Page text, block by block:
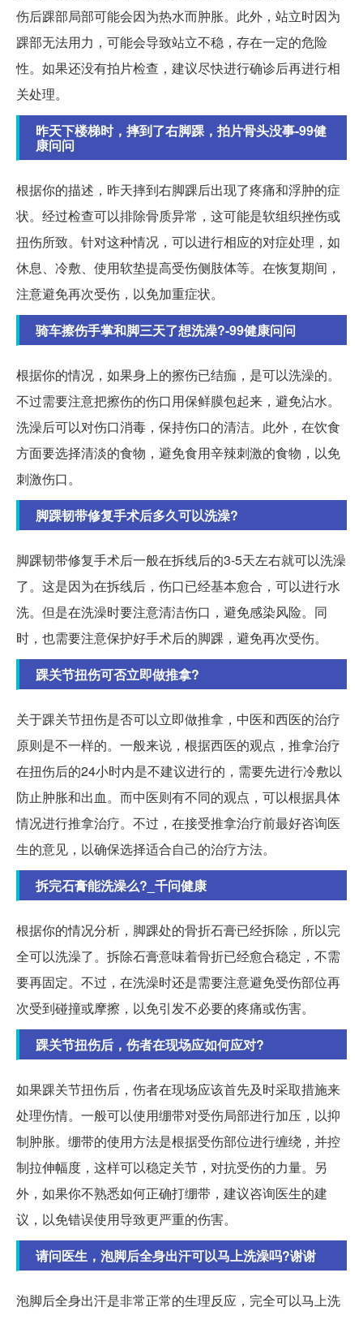
伤后踝部局部可能会因为热水而肿胀。此外，站立时因为
踝部无法用力，可能会导致站立不稳，存在一定的危险
性。如果还没有拍片检查，建议尽快进行确诊后再进行相
关处理。
昨天下楼梯时，摔到了右脚踝，拍片骨头没事-99健
康问问
根据你的描述，昨天摔到右脚踝后出现了疼痛和浮肿的症
状。经过检查可以排除骨质异常，这可能是软组织挫伤或
扭伤所致。针对这种情况，可以进行相应的对症处理，如
休息、冷敷、使用软垫提高受伤侧肢体等。在恢复期间，
注意避免再次受伤，以免加重症状。
骑车擦伤手掌和脚三天了想洗澡?-99健康问问
根据你的情况，如果身上的擦伤已结痂，是可以洗澡的。
不过需要注意把擦伤的伤口用保鲜膜包起来，避免沾水。
洗澡后可以对伤口消毒，保持伤口的清洁。此外，在饮食
方面要选择清淡的食物，避免食用辛辣刺激的食物，以免
刺激伤口。
脚踝韧带修复手术后多久可以洗澡?
脚踝韧带修复手术后一般在拆线后的3-5天左右就可以洗澡
了。这是因为在拆线后，伤口已经基本愈合，可以进行水
洗。但是在洗澡时要注意清洁伤口，避免感染风险。同
时，也需要注意保护好手术后的脚踝，避免再次受伤。
踝关节扭伤可否立即做推拿?
关于踝关节扭伤是否可以立即做推拿，中医和西医的治疗
原则是不一样的。一般来说，根据西医的观点，推拿治疗
在扭伤后的24小时内是不建议进行的，需要先进行冷敷以
防止肿胀和出血。而中医则有不同的观点，可以根据具体
情况进行推拿治疗。不过，在接受推拿治疗前最好咨询医
生的意见，以确保选择适合自己的治疗方法。
拆完石膏能洗澡么?_千问健康
根据你的情况分析，脚踝处的骨折石膏已经拆除，所以完
全可以洗澡了。拆除石膏意味着骨折已经愈合稳定，不需
要再固定。不过，在洗澡时还是需要注意避免受伤部位再
次受到碰撞或摩擦，以免引发不必要的疼痛或伤害。
踝关节扭伤后，伤者在现场应如何应对?
如果踝关节扭伤后，伤者在现场应该首先及时采取措施来
处理伤情。一般可以使用绷带对受伤局部进行加压，以抑
制肿胀。绷带的使用方法是根据受伤部位进行缠绕，并控
制拉伸幅度，这样可以稳定关节，对抗受伤的力量。另
外，如果你不熟悉如何正确打绷带，建议咨询医生的建
议，以免错误使用导致更严重的伤害。
请问医生，泡脚后全身出汗可以马上洗澡吗?谢谢
泡脚后全身出汗是非常正常的生理反应，完全可以马上洗